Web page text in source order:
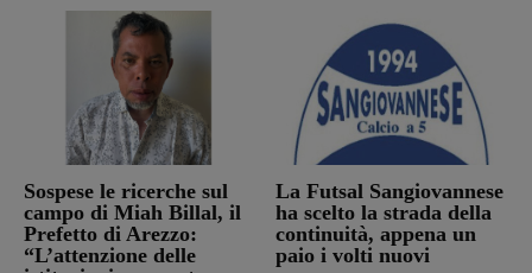
Sospese le ricerche sul
campo di Miah Billal, il
Prefetto di Arezzo:
“L’attenzione delle
La Futsal Sangiovannese
ha scelto la strada della
continuità, appena un
paio i volti nuovi